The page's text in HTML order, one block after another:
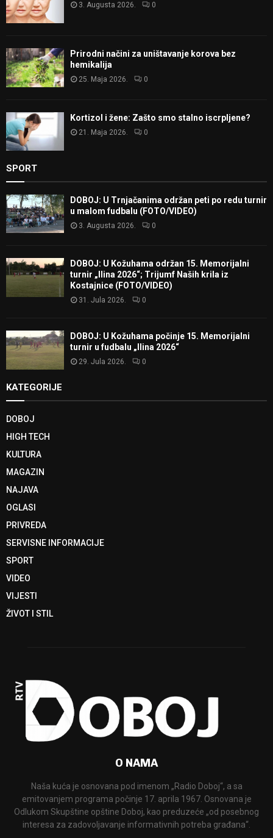
3. Augusta 2026. 0
Prirodni načini za uništavanje korova bez
hemikalija
25. Maja 2026. 0
Kortizol i žene: Zašto smo stalno iscrpljene?
21. Maja 2026. 0
SPORT
DOBOJ: U Trnjačanima održan peti po redu turnir
u malom fudbalu (FOTO/VIDEO)
3. Augusta 2026. 0
DOBOJ: U Kožuhama održan 15. Memorijalni
turnir „Ilina 2026“; Trijumf Naših krila iz
Kostajnice (FOTO/VIDEO)
31. Jula 2026. 0
DOBOJ: U Kožuhama počinje 15. Memorijalni
turnir u fudbalu „Ilina 2026“
29. Jula 2026. 0
KATEGORIJE
DOBOJ
HIGH TECH
KULTURA
MAGAZIN
NAJAVA
OGLASI
PRIVREDA
SERVISNE INFORMACIJE
SPORT
VIDEO
VIJESTI
ŽIVOT I STIL
O NAMA
Naša kuća je osnovana pod imenom „Radio Doboj“, a sa
emitovanjem programa počinje 17. aprila 1967. Osnovana je
Odlukom Skupštine opštine Doboj, kao preduzeće „od posebnog
interesa za zadovoljavanje informativnih potreba građana“.